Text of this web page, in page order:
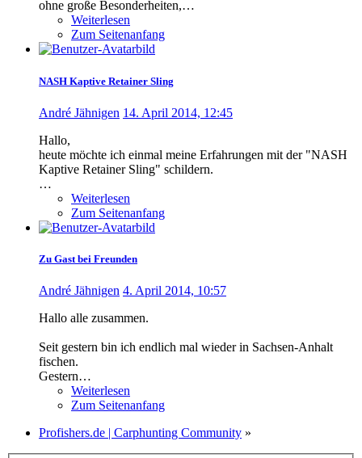
ohne große Besonderheiten,…
Weiterlesen
Zum Seitenanfang
NASH Kaptive Retainer Sling
André Jähnigen 14. April 2014, 12:45
Hallo,
heute möchte ich einmal meine Erfahrungen mit der "NASH
Kaptive Retainer Sling" schildern.
…
Weiterlesen
Zum Seitenanfang
Zu Gast bei Freunden
André Jähnigen 4. April 2014, 10:57
Hallo alle zusammen.
Seit gestern bin ich endlich mal wieder in Sachsen-Anhalt
fischen.
Gestern…
Weiterlesen
Zum Seitenanfang
Profishers.de | Carphunting Community »